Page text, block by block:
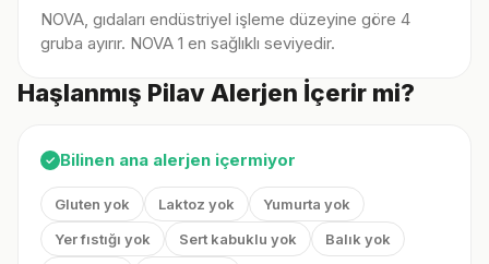
NOVA, gıdaları endüstriyel işleme düzeyine göre 4
gruba ayırır. NOVA 1 en sağlıklı seviyedir.
Haşlanmış Pilav Alerjen İçerir mi?
✓ Bilinen ana alerjen içermiyor
Gluten yok Laktoz yok
Yumurta yok
Yer fıstığı yok
Sert kabuklu yok
Balık yok